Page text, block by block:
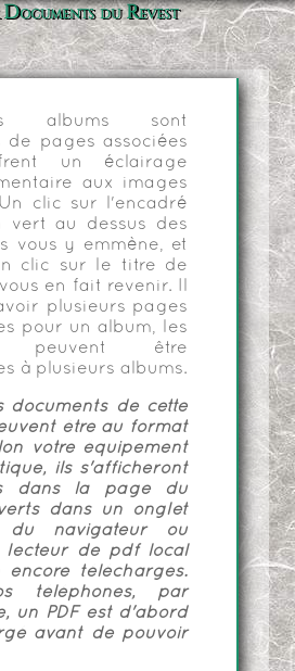
du Revest
albums sont
de pages associées
un éclairage
aux images
clic sur l'encadré
vert au dessus des
vous y emmène, et
clic sur le titre de
en fait revenir. Il
plusieurs pages
pour un album, les
peuvent être
à plusieurs albums.
documents de cette
être au format
votre équipement
ils s'afficheront
dans la page du
dans un onglet
du navigateur ou
lecteur de pdf local
encore téléchargés.
téléphones, par
un PDF est d'abord
avant de pouvoir